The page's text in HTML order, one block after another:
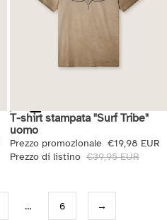
Saldi
T-shirt stampata "Surf Tribe"
uomo
Prezzo promozionale €19,98 EUR
Prezzo di listino €39,95 EUR
… 6 →